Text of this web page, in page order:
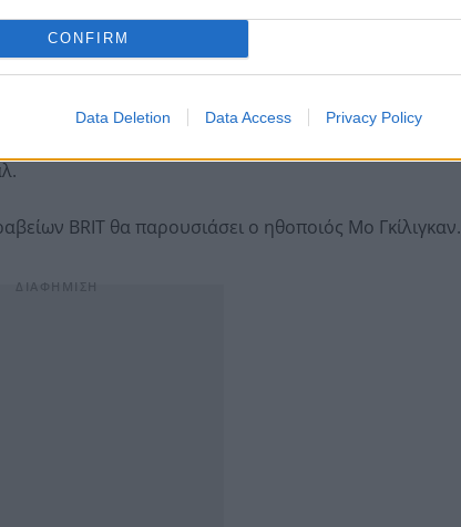
CONFIRM
Data Deletion Data Access Privacy Policy
Σαν Σεμπαστιάν απένειμε το πρώτο ουδέτερου
πρωταγωνιστική ερμηνεία, στους Τζέσικα
BRIT θα παρουσιάσει ο ηθοποιός Μο Γκίλιγκαν.